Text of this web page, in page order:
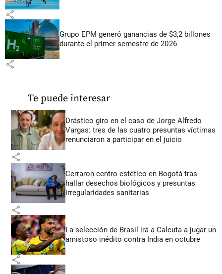
share
Grupo EPM generó ganancias de $3,2 billones
durante el primer semestre de 2026
share
Te puede interesar
Drástico giro en el caso de Jorge Alfredo
Vargas: tres de las cuatro presuntas víctimas
renunciaron a participar en el juicio
share
Cerraron centro estético en Bogotá tras
hallar desechos biológicos y presuntas
irregularidades sanitarias
share
La selección de Brasil irá a Calcuta a jugar un
amistoso inédito contra India en octubre
share